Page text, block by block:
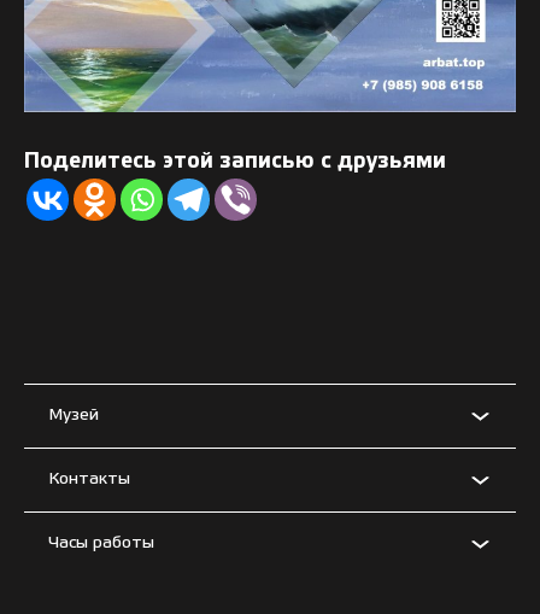
Поделитесь этой записью с друзьями
Музей
Контакты
Часы работы